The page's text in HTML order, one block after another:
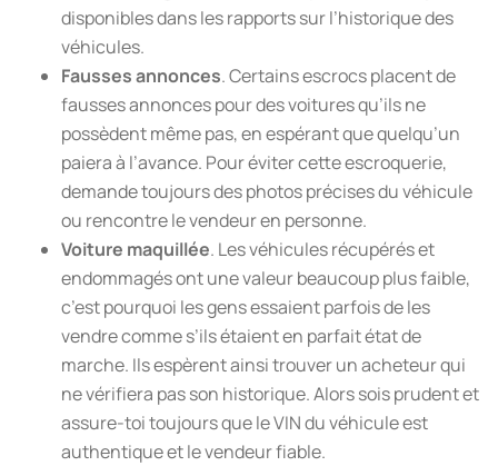
disponibles dans les rapports sur l’historique des
véhicules.
Fausses annonces. Certains escrocs placent de
fausses annonces pour des voitures qu’ils ne
possèdent même pas, en espérant que quelqu’un
paiera à l’avance. Pour éviter cette escroquerie,
demande toujours des photos précises du véhicule
ou rencontre le vendeur en personne.
Voiture maquillée. Les véhicules récupérés et
endommagés ont une valeur beaucoup plus faible,
c’est pourquoi les gens essaient parfois de les
vendre comme s’ils étaient en parfait état de
marche. Ils espèrent ainsi trouver un acheteur qui
ne vérifiera pas son historique. Alors sois prudent et
assure-toi toujours que le VIN du véhicule est
authentique et le vendeur fiable.